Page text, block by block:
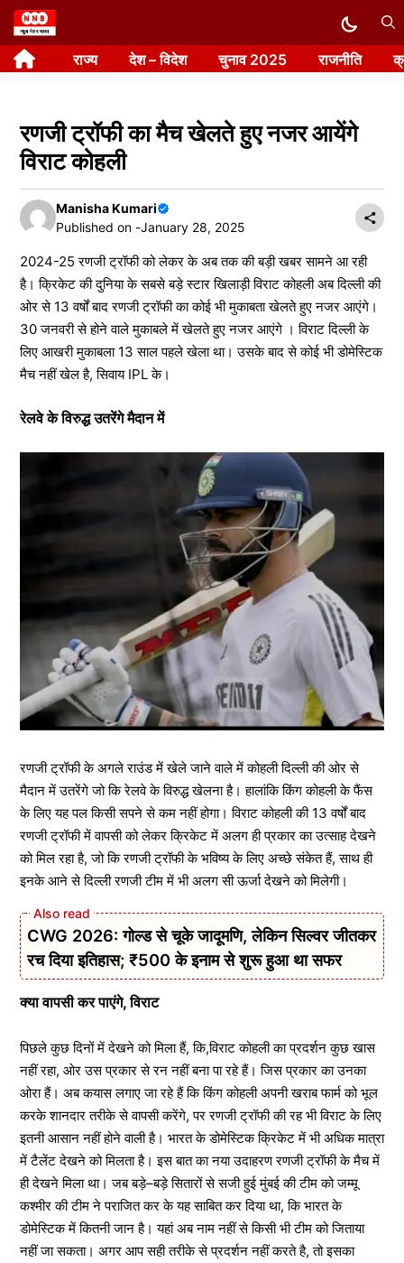
Skip
to
content राज्य देश – विदेश चुनाव 2025 राजनीति
रणजी ट्रॉफी का मैच खेलते हुए नजर आयेंगे
विराट कोहली
Manisha Kumari
Published on -January 28, 2025
2024-25 रणजी ट्रॉफी को लेकर के अब तक की बड़ी खबर सामने आ रही
है। क्रिकेट की दुनिया के सबसे बड़े स्टार खिलाड़ी विराट कोहली अब दिल्ली की
ओर से 13 वर्षों बाद रणजी ट्रॉफी का कोई भी मुकाबता खेलते हुए नजर आएंगे।
30 जनवरी से होने वाले मुकाबले में खेलते हुए नजर आएंगे । विराट दिल्ली के
लिए आखरी मुकाबला 13 साल पहले खेला था। उसके बाद से कोई भी डोमेस्टिक
मैच नहीं खेल है, सिवाय IPL के।
रेलवे के विरुद्ध उतरेंगे मैदान में
रणजी ट्रॉफी के अगले राउंड में खेले जाने वाले में कोहली दिल्ली की ओर से
मैदान में उतरेंगे जो कि रेलवे के विरुद्ध खेलना है। हालांकि किंग कोहली के फैंस
के लिए यह पल किसी सपने से कम नहीं होगा। विराट कोहली की 13 वर्षों बाद
रणजी ट्रॉफी में वापसी को लेकर क्रिकेट में अलग ही प्रकार का उत्साह देखने
को मिल रहा है, जो कि रणजी ट्रॉफी के भविष्य के लिए अच्छे संकेत हैं, साथ ही
इनके आने से दिल्ली रणजी टीम में भी अलग सी ऊर्जा देखने को मिलेगी।
CWG 2026: गोल्ड से चूके जादूमणि, लेकिन सिल्वर जीतकर
रच दिया इतिहास; ₹500 के इनाम से शुरू हुआ था सफर
क्या वापसी कर पाएंगे, विराट
पिछले कुछ दिनों में देखने को मिला हैं, कि,विराट कोहली का प्रदर्शन कुछ खास
नहीं रहा, ओर उस प्रकार से रन नहीं बना पा रहे हैं। जिस प्रकार का उनका
ओरा हैं। अब कयास लगाए जा रहे हैं कि किंग कोहली अपनी खराब फार्म को भूल
करके शानदार तरीके से वापसी करेंगे, पर रणजी ट्रॉफी की रह भी विराट के लिए
इतनी आसान नहीं होने वाली है। भारत के डोमेस्टिक क्रिकेट में भी अधिक मात्रा
में टैलेंट देखने को मिलता है। इस बात का नया उदाहरण रणजी ट्रॉफी के मैच में
ही देखने मिला था। जब बड़े–बड़े सितारों से सजी हुई मुंबई की टीम को जम्मू
कश्मीर की टीम ने पराजित कर के यह साबित कर दिया था, कि भारत के
डोमेस्टिक में कितनी जान है। यहां अब नाम नहीं से किसी भी टीम को जिताया
नहीं जा सकता। अगर आप सही तरीके से प्रदर्शन नहीं करते है, तो इसका